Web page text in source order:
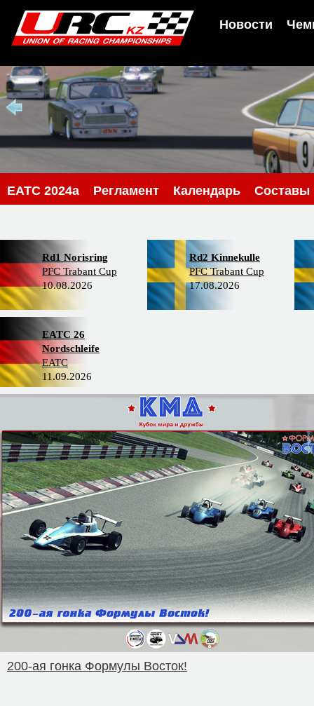
Новости
EATC 2024a Регламент Календарь Составы
Rd1 Norisring
PFC Trabant Cup
10.08.2026
Rd2 Kinnekulle
PFC Trabant Cup
17.08.2026
EATC 26
Nordschleife
EATC
11.09.2026
200-ая гонка Формулы Восток!